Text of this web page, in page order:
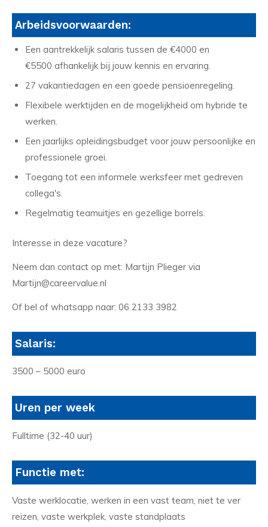
Arbeidsvoorwaarden:
Een aantrekkelijk salaris tussen de €4000 en
€5500 afhankelijk bij jouw kennis en ervaring.
27 vakantiedagen en een goede pensioenregeling.
Flexibele werktijden en de mogelijkheid om hybride te
werken.
Een jaarlijks opleidingsbudget voor jouw persoonlijke en
professionele groei.
Toegang tot een informele werksfeer met gedreven
collega's.
Regelmatig teamuitjes en gezellige borrels.
Interesse in deze vacature?
Neem dan contact op met: Martijn Plieger via
Martijn@careervalue.nl
Of bel of whatsapp naar: 06 2133 3982
Salaris:
3500 – 5000 euro
Uren per week
Fulltime (32-40 uur)
Functie met:
Vaste werklocatie, werken in een vast team, niet te ver
reizen, vaste werkplek, vaste standplaats